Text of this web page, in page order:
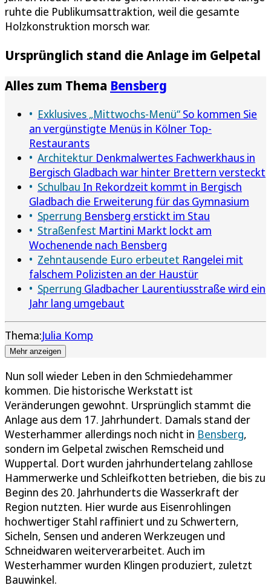
ruhte die Publikumsattraktion, weil die gesamte
Holzkonstruktion morsch war.
Ursprünglich stand die Anlage im Gelpetal
Alles zum Thema Bensberg
Exklusives „Mittwochs-Menü“ So kommen Sie
an vergünstigte Menüs in Kölner Top-
Restaurants
Architektur Denkmalwertes Fachwerkhaus in
Bergisch Gladbach war hinter Brettern versteckt
Schulbau In Rekordzeit kommt in Bergisch
Gladbach die Erweiterung für das Gymnasium
Sperrung Bensberg erstickt im Stau
Straßenfest Martini Markt lockt am
Wochenende nach Bensberg
Zehntausende Euro erbeutet Rangelei mit
falschem Polizisten an der Haustür
Sperrung Gladbacher Laurentiusstraße wird ein
Jahr lang umgebaut
Thema:Julia Komp
Mehr anzeigen
Nun soll wieder Leben in den Schmiedehammer
kommen. Die historische Werkstatt ist
Veränderungen gewohnt. Ursprünglich stammt die
Anlage aus dem 17. Jahrhundert. Damals stand der
Westerhammer allerdings noch nicht in Bensberg,
sondern im Gelpetal zwischen Remscheid und
Wuppertal. Dort wurden jahrhundertelang zahllose
Hammerwerke und Schleifkotten betrieben, die bis zu
Beginn des 20. Jahrhunderts die Wasserkraft der
Region nutzten. Hier wurde aus Eisenrohlingen
hochwertiger Stahl raffiniert und zu Schwertern,
Sicheln, Sensen und anderen Werkzeugen und
Schneidwaren weiterverarbeitet. Auch im
Westerhammer wurden Klingen produziert, zuletzt
Bauwinkel.